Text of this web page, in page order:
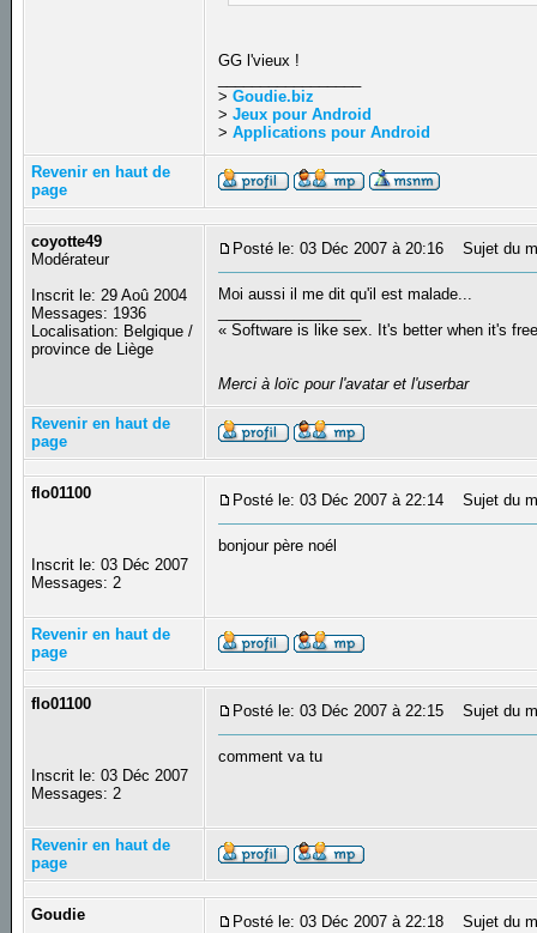
GG l'vieux !
>Goudie.biz
>Jeux pour Android
>Applications pour Android
Revenir en haut de
page
coyotte49
Modérateur
Inscrit le: 29 Aoû 2004
Messages: 1936
Localisation: Belgique /
province de Liège
Posté le: 03 Déc 2007 à 20:16 Sujet du
Moi aussi il me dit qu'il est malade...
« Software is like sex. It's better when it's
Merci à loïc pour l'avatar et l'userbar
Revenir en haut de
page
flo01100
Inscrit le: 03 Déc 2007
Messages: 2
Posté le: 03 Déc 2007 à 22:14 Sujet du
bonjour père noél
Revenir en haut de
page
flo01100
Inscrit le: 03 Déc 2007
Messages: 2
Posté le: 03 Déc 2007 à 22:15 Sujet du
comment va tu
Revenir en haut de
page
Goudie Posté le: 03 Déc 2007 à 22:18 Sujet du